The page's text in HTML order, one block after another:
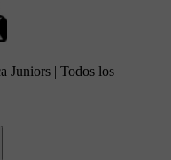
Juniors | Todos los